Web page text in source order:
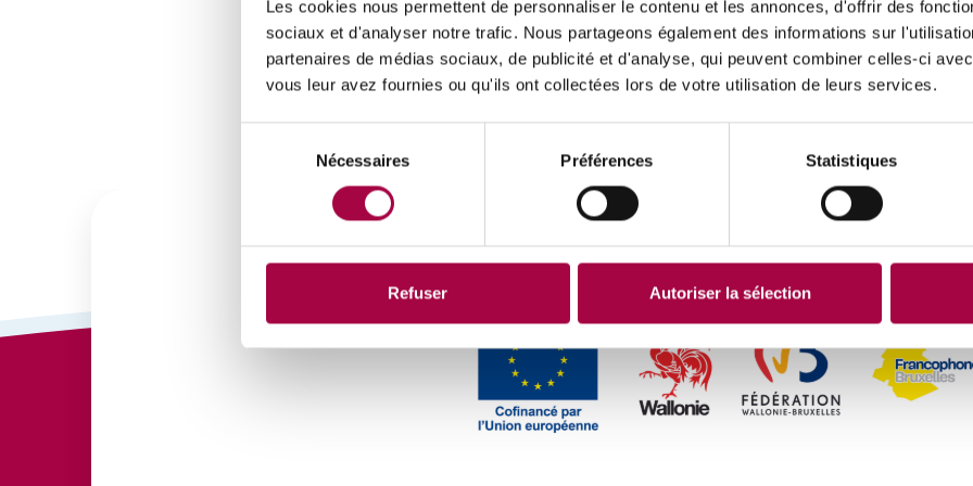
Les cookies nous permettent de personnaliser le contenu et les annonces, d'offrir des
sociaux et d'analyser notre trafic. Nous partageons également des informations sur
partenaires de médias sociaux, de publicité et d'analyse, qui peuvent combiner celles-ci
vous leur avez fournies ou qu'ils ont collectées lors de votre utilisation de leurs services.
consentement
Nécessaires Préférences Statistiques
Refuser Autoriser la sélection